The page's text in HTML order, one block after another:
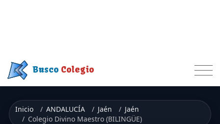
Busco Colegio
Inicio ANDALUCÍA Jaén
Jaén
Colegio Divino Maestro (BILINGÜE)